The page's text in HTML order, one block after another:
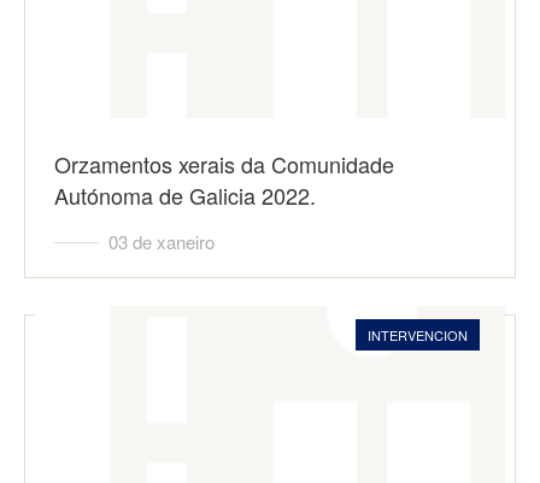
Orzamentos xerais da Comunidade
Autónoma de Galicia 2022.
03 de xaneiro
INTERVENCION